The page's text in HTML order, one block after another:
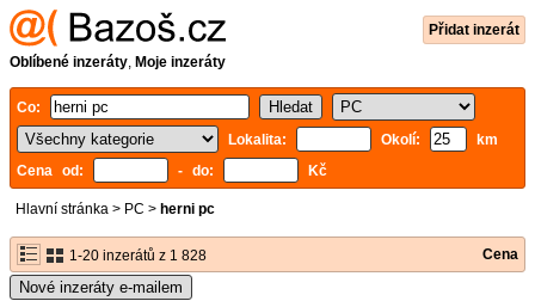
Přidat inzerát
Oblíbené inzeráty, Moje inzeráty
Co:
Lokalita:
Okolí:
km
Cena od:
- do: Kč
Hlavní stránka > PC > herni pc
1-20 inzerátů z 1 828 Cena
Nové inzeráty e-mailem